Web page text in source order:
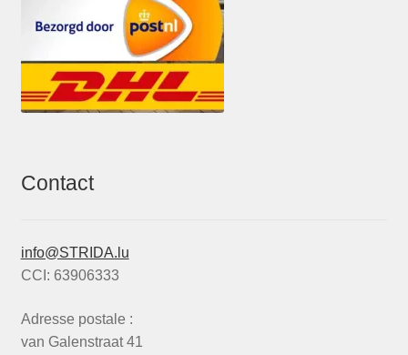
Contact
info@STRIDA.lu
CCI: 63906333
Adresse postale :
van Galenstraat 41